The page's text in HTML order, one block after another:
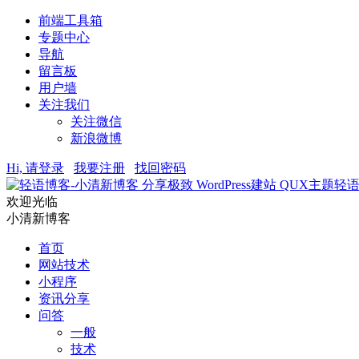
前端工具箱
专题中心
导航
留言板
用户墙
关注我们
关注微信
新浪微博
Hi, 请登录 我要注册
找回密码
轻
欢迎光临
小清新博客
首页
网站技术
小程序
资讯分享
问答
一般
技术